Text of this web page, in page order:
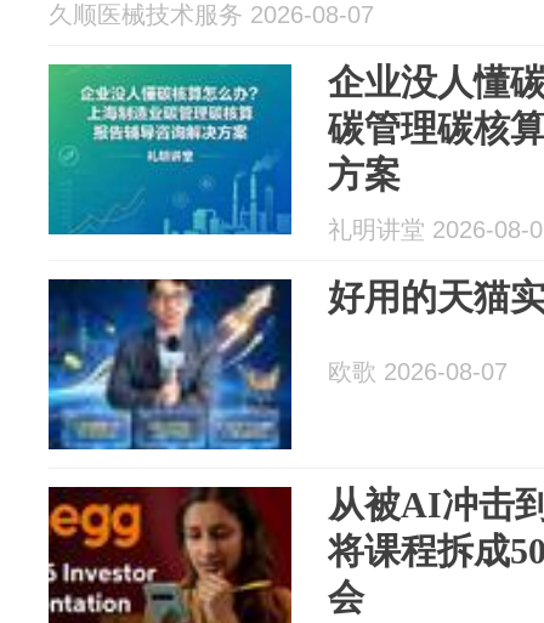
久顺医械技术服务 2026-08-07
企业没人懂
碳管理碳核
方案
礼明讲堂 2026-08-
好用的天猫
欧歌 2026-08-07
从被AI冲击
将课程拆成
会